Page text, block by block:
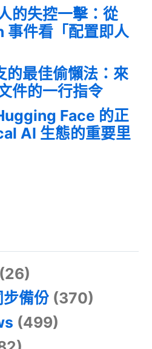
的失控一擊：從
事件看「配置即人
的最佳偷懶法：來
件的一行指令
Face 的正
AI 生態的重要里
(26)
備份 (370)
(499)